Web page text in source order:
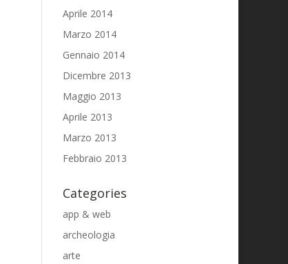
Aprile 2014
Marzo 2014
Gennaio 2014
Dicembre 2013
Maggio 2013
Aprile 2013
Marzo 2013
Febbraio 2013
Categories
app & web
archeologia
arte